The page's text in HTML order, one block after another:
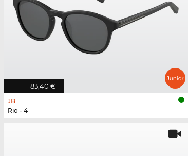
83,40 €
JB
Rio - 4